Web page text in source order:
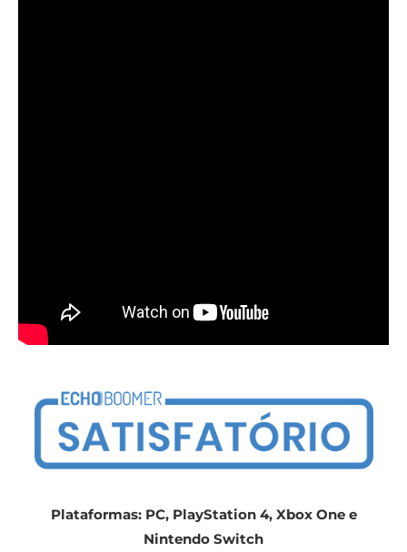
Plataformas: PC, PlayStation 4, Xbox One e
Nintendo Switch